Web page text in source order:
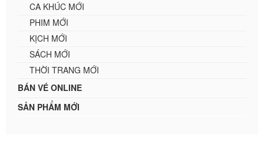
CA KHÚC MỚI
PHIM MỚI
KỊCH MỚI
SÁCH MỚI
THỜI TRANG MỚI
BÁN VÉ ONLINE
SẢN PHẨM MỚI